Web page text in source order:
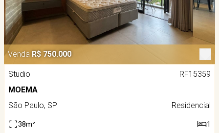
Venda R$ 750.000
Studio
RF15359
MOEMA
São Paulo, SP
Residencial
38m² 1